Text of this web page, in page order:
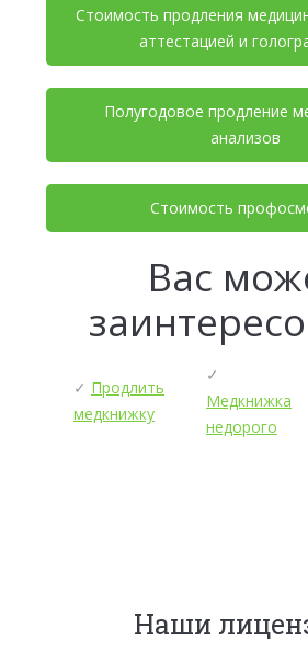
Стоимость продления
аттестацией и
Полугодовое продление
анализов
Стоимость
Вас
✓ Продлить
медкнижку
✓
Медкнижка
недорого
Наши